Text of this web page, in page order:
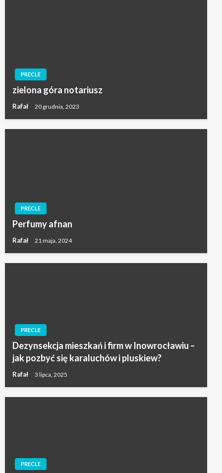
PRECLE
zielona góra notariusz
Rafał 20 grudnia, 2023
PRECLE
Perfumy afnan
Rafał 21 maja, 2024
PRECLE
Dezynsekcja mieszkań i firm w Inowrocławiu –
jak pozbyć się karaluchów i pluskiew?
Rafał 3 lipca, 2025
PRECLE